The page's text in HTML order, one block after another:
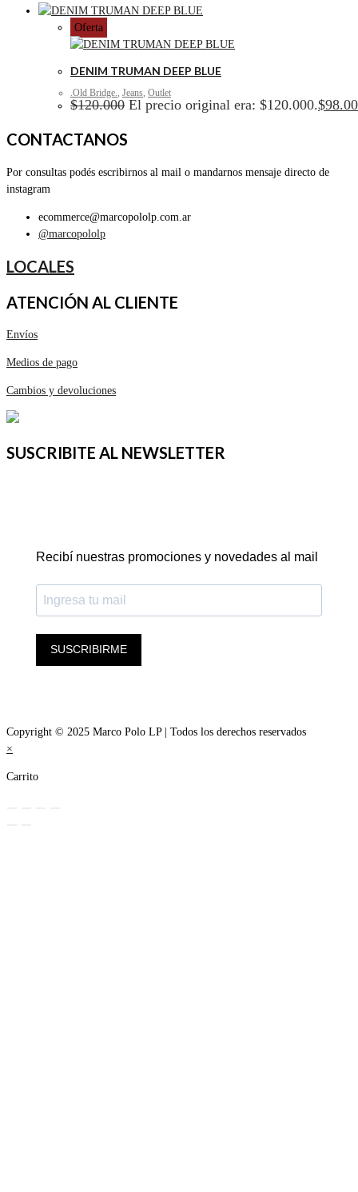
Oferta
DENIM TRUMAN DEEP BLUE
.Old Bridge., Jeans, Outlet
$120.000 El precio original era: $120.000.$
CONTACTANOS
Por consultas podés escribirnos al mail o mandarnos mensaje directo de
instagram
ecommerce@marcopololp.com.ar
@marcopololp
LOCALES
ATENCIÓN AL CLIENTE
Envíos
Medios de pago
Cambios y devoluciones
SUSCRIBITE AL NEWSLETTER
Recibí nuestras promociones y novedades al mail
SUSCRIBIRME
Copyright © 2025 Marco Polo LP | Todos los derechos reservados
×
Carrito